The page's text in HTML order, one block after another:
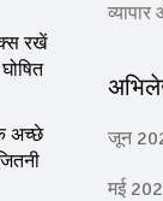
रखें
अच्छे
व्यापार
जून
मई